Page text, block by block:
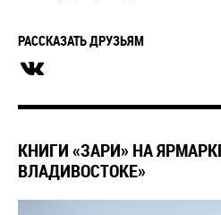
РАССКАЗАТЬ ДРУЗЬЯМ
КНИГИ «ЗАРИ» НА
ВЛАДИВОСТОКЕ»